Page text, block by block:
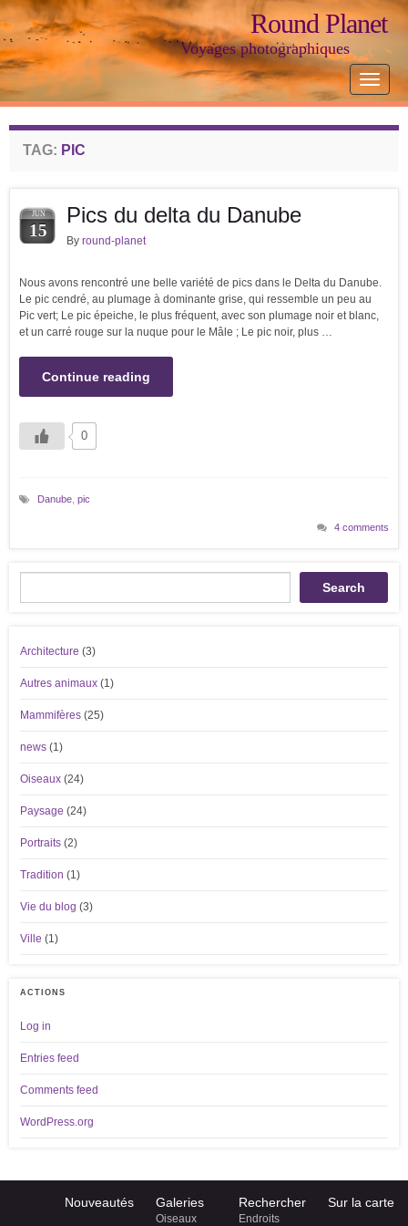
Toggle
Round Planet
Voyages photographiques
TAG: PIC
JUN
15
Pics du delta du Danube
By round-planet
Nous avons rencontré une belle variété de pics dans le Delta du Danube.
Le pic cendré, au plumage à dominante grise, qui ressemble un peu au
Pic vert; Le pic épeiche, le plus fréquent, avec son plumage noir et blanc,
et un carré rouge sur la nuque pour le Mâle ; Le pic noir, plus …
Continue reading
0
Danube pic
4 comments
Search
Architecture (3)
Autres animaux (1)
Mammifères (25)
news (1)
Oiseaux (24)
Paysage (24)
Portraits (2)
Tradition (1)
Vie du blog (3)
Ville (1)
ACTIONS
Log in
Entries feed
Comments feed
WordPress.org
Nouveautés Galeries
Oiseaux
Rechercher
Endroits
Sur la carte